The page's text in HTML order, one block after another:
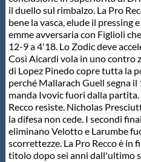
il duello sul rimbalzo. La Pro
bene la vasca, elude il pressing
emme avversaria con Figlioli
12-9 a 4'18. Lo Zodic deve
Così Aicardi vola in uno contro
di Lopez Pinedo copre tutta la
perché Mallarach Guell segna
manda Ivovic fuori dalla
Recco resiste. Nicholas
la difesa non cede. I secondi
eliminano Velotto e Larumbe
scorrettezze. La Pro Recco è in
titolo dopo sei anni dall'ultimo